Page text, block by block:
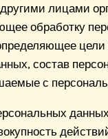
лицами
обработку
цели
состав
с